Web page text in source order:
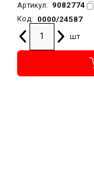
Артикул: 9082774
Код:
0000/24587
шт